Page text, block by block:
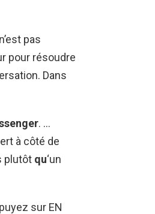
pas
pour résoudre
Dans
. …
à côté de
plutôt qu‘un
sur EN